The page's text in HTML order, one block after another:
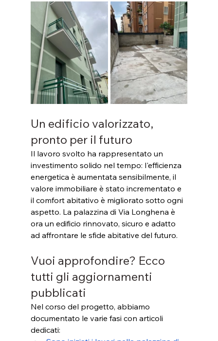
Un edificio valorizzato,
pronto per il futuro
Il lavoro svolto ha rappresentato un
investimento solido nel tempo: l'efficienza
energetica è aumentata sensibilmente, il
valore immobiliare è stato incrementato e
il comfort abitativo è migliorato sotto ogni
aspetto. La palazzina di Via Longhena è
ora un edificio rinnovato, sicuro e adatto
ad affrontare le sfide abitative del futuro.
Vuoi approfondire? Ecco
tutti gli aggiornamenti
pubblicati
Nel corso del progetto, abbiamo
documentato le varie fasi con articoli
dedicati: